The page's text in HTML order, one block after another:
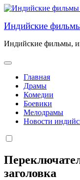
Перейти
содержанию
Индийские
Индийские фильмы,
Главная
Драмы
Комедии
Боевики
Мелодрамы
Новости
заголовка